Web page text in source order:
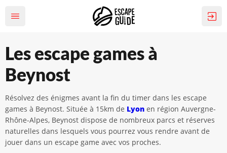
Les escape games à
Beynost
Résolvez des énigmes avant la fin du timer dans les escape
games à Beynost. Située à 15km de Lyon en région Auvergne-
Rhône-Alpes, Beynost dispose de nombreux parcs et réserves
naturelles dans lesquels vous pourrez vous rendre avant de
jouer dans un escape game avec vos proches.